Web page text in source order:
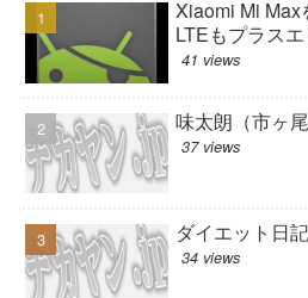
Xiaomi Mi Max
LTEもプラス
41 views
味太朗（市ヶ尾
37 views
ダイエット日
34 views